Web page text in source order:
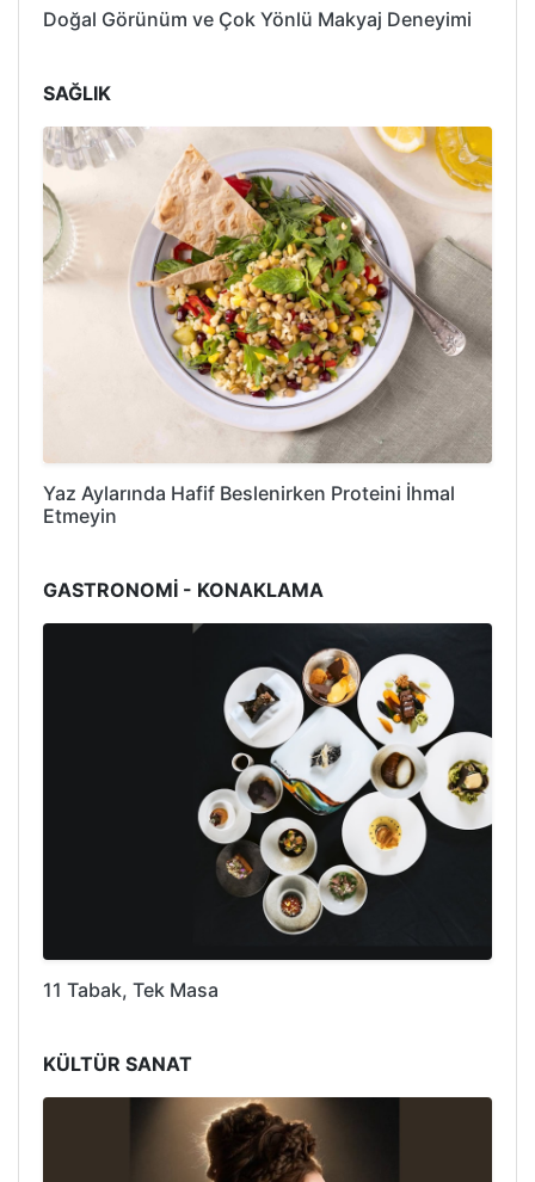
Doğal Görünüm ve Çok Yönlü Makyaj Deneyimi
SAĞLIK
Yaz Aylarında Hafif Beslenirken Proteini İhmal
Etmeyin
GASTRONOMİ - KONAKLAMA
11 Tabak, Tek Masa
KÜLTÜR SANAT